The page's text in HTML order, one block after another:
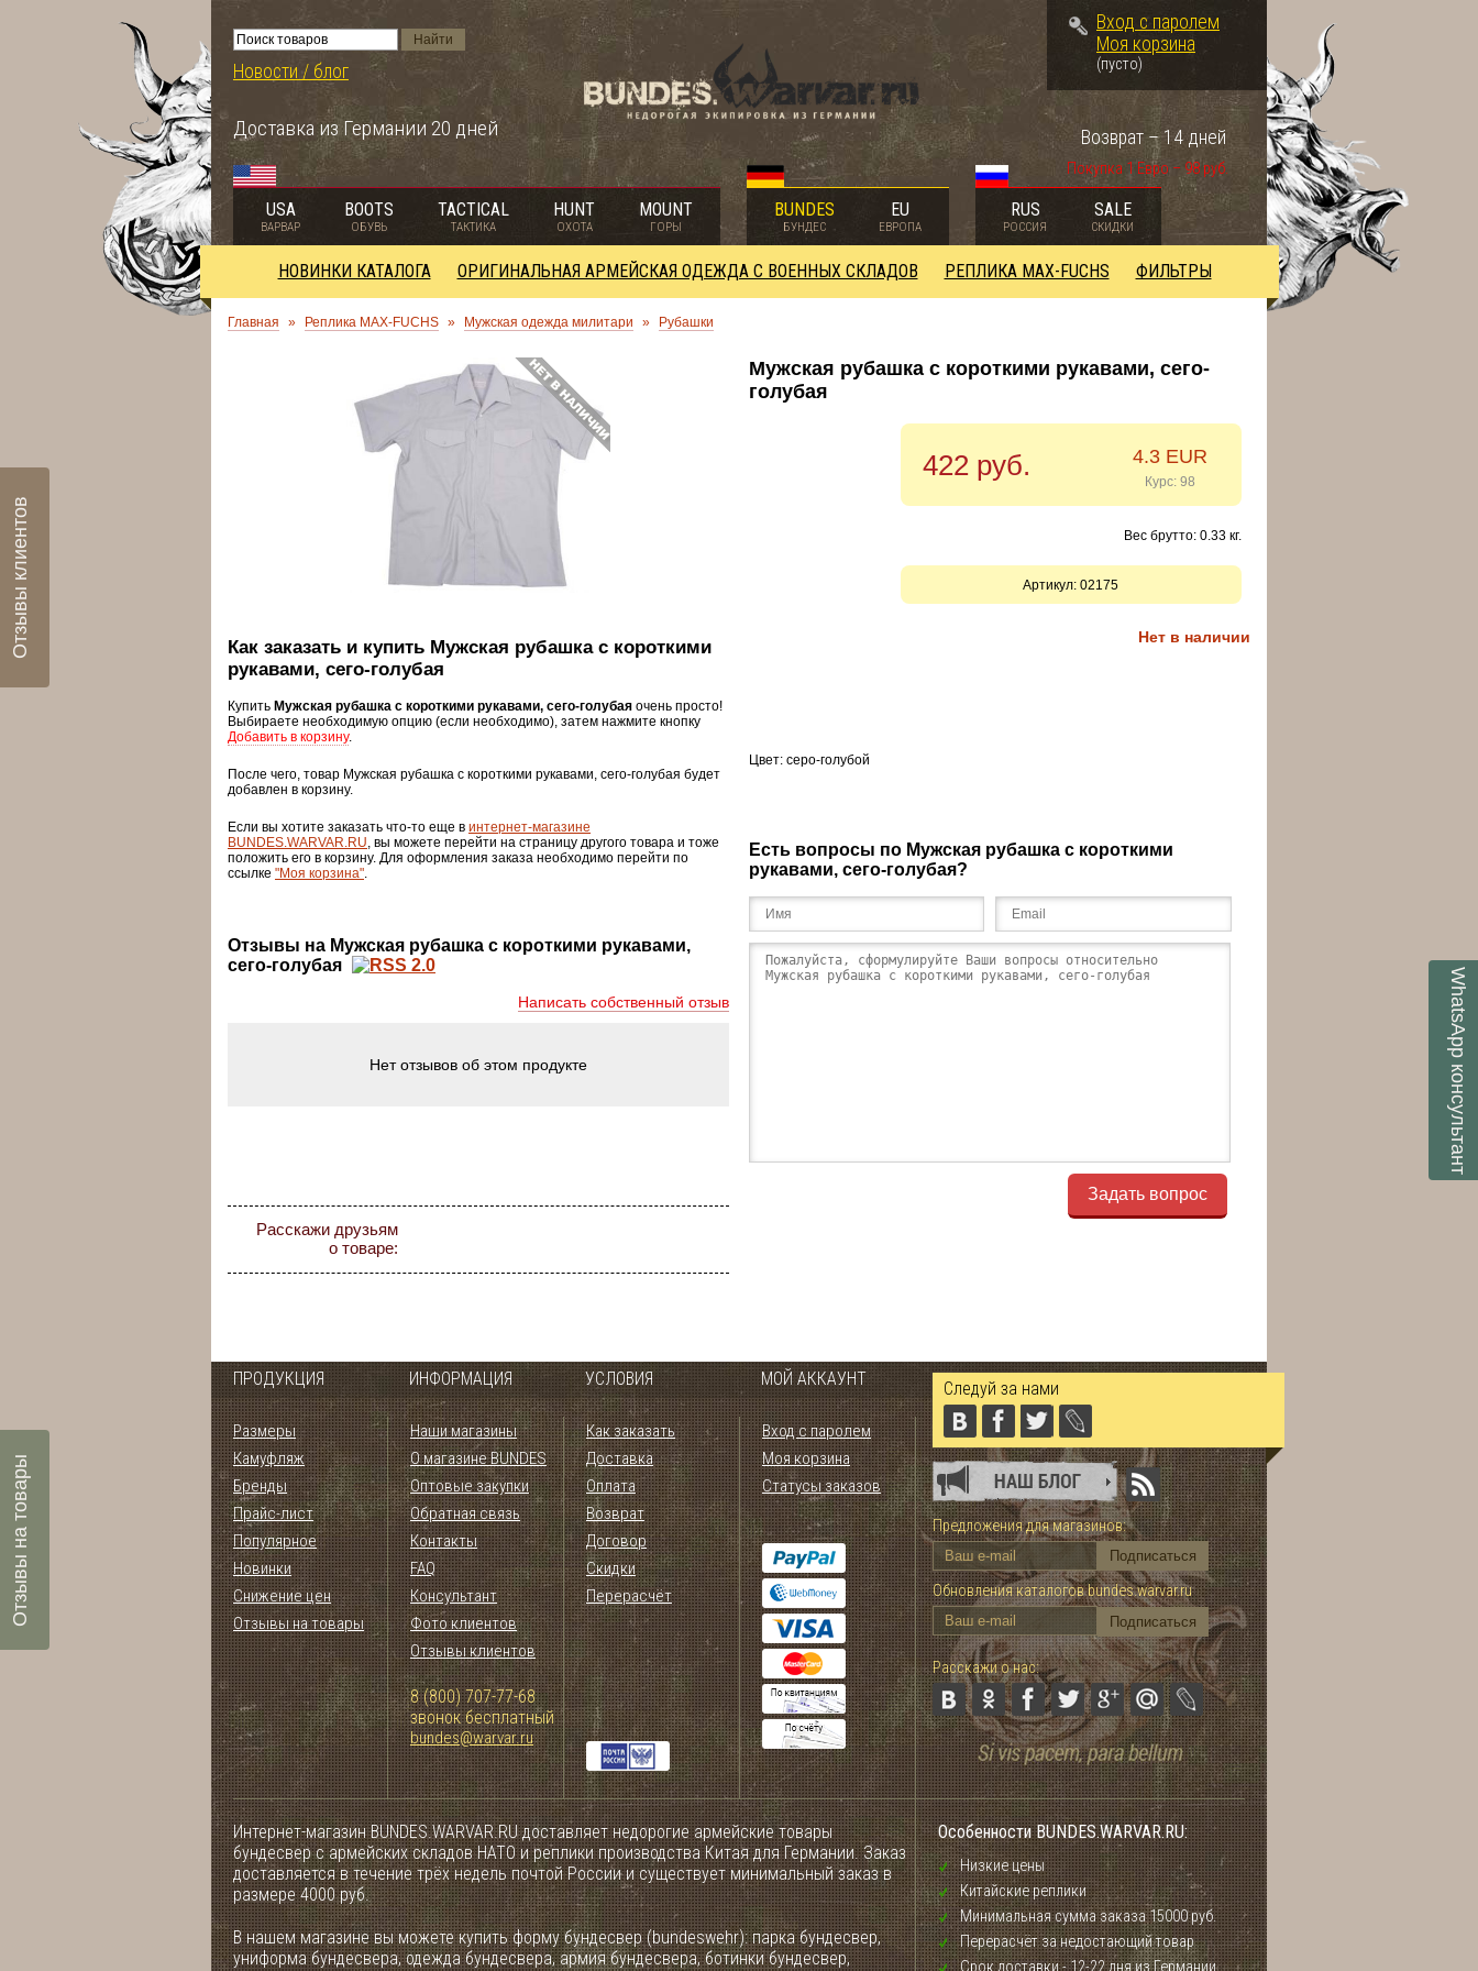
Новости / блог
Доставка из Германии 20 дней
Вход с паролем
Моя корзина
(пусто)
Покупка 1 Евро – 98 руб.
Возврат – 14 дней
USA
ВАРВАР
BOOTS
ОБУВЬ
TACTICAL
ТАКТИКА
HUNT
ОХОТА
MOUNT
ГОРЫ
BUNDES
БУНДЕС
EU
ЕВРОПА
RUS
РОССИЯ
SALE
СКИДКИ
НОВИНКИ КАТАЛОГА ОРИГИНАЛЬНАЯ АРМЕЙСКАЯ ОДЕЖДА С ВОЕННЫХ СКЛАДОВ РЕПЛИКА MAX-FUCHS ФИЛЬТРЫ
Главная » Реплика MAX-FUCHS » Мужская одежда милитари » Рубашки
Как заказать и купить Мужская рубашка с короткими
рукавами, сего-голубая
Купить Мужская рубашка с короткими рукавами, сего-голубая очень просто!
Выбираете необходимую опцию (если необходимо), затем нажмите кнопку
Добавить в корзину.
После чего, товар Мужская рубашка с короткими рукавами, сего-голубая будет
добавлен в корзину.
Если вы хотите заказать что-то еще в интернет-магазине
BUNDES.WARVAR.RU, вы можете перейти на страницу другого товара и тоже
положить его в корзину. Для оформления заказа необходимо перейти по
ссылке "Моя корзина".
Отзывы на Мужская рубашка с короткими рукавами,
сего-голубая
Написать собственный отзыв
Нет отзывов об этом продукте
Расскажи друзьям
о товаре:
Мужская рубашка с короткими рукавами, сего-
голубая
422 руб. 4.3 EUR
Курс: 98
Вес брутто: 0.33 кг.
Артикул: 02175
Нет в наличии
Цвет: серо-голубой
Есть вопросы по Мужская рубашка с короткими
рукавами, сего-голубая?
Задать вопрос
ПРОДУКЦИЯ ИНФОРМАЦИЯ УСЛОВИЯ МОЙ АККАУНТ
Размеры
Камуфляж
Бренды
Прайс-лист
Популярное
Новинки
Снижение цен
Отзывы на товары
Наши магазины
О магазине BUNDES
Оптовые закупки
Обратная связь
Контакты
FAQ
Консультант
Фото клиентов
Отзывы клиентов
8 (800) 707-77-68
звонок бесплатный
bundes@warvar.ru
Как заказать
Доставка
Оплата
Возврат
Договор
Скидки
Перерасчёт
Вход с паролем
Моя корзина
Статусы заказов
Следуй за нами
Предложения для магазинов:
Обновления каталогов bundes.warvar.ru
Расскажи о нас:
Интернет-магазин BUNDES.WARVAR.RU доставляет недорогие армейские товары
бундесвер с армейских складов НАТО и реплики производства Китая для Германии. Заказ
доставляется в течение трёх недель почтой России и существует минимальный заказ в
размере 4000 руб.
В нашем магазине вы можете купить форму бундесвер (bundeswehr): парка бундесвер,
униформа бундесвера, одежда бундесвера, армия бундесвера, ботинки бундесвер,
Особенности BUNDES.WARVAR.RU:
Низкие цены
Китайские реплики
Минимальная сумма заказа 15000 руб.
Перерасчёт за недостающий товар
Срок доставки - 12-22 дня из Германии
WhatsApp
консультант
Отзывы клиентов
Отзывы на товары